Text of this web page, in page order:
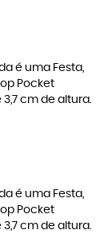
é uma Festa,
Pocket
cm de altura.
é uma Festa,
Pocket
cm de altura.